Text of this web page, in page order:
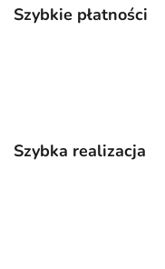
Szybkie płatności
Szybka realizacja